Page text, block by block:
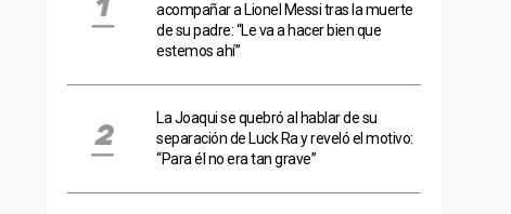
acompañar a Lionel Messi tras la muerte
de su padre: “Le va a hacer bien que
estemos ahí”
La Joaqui se quebró al hablar de su
separación de Luck Ra y reveló el motivo:
“Para él no era tan grave”